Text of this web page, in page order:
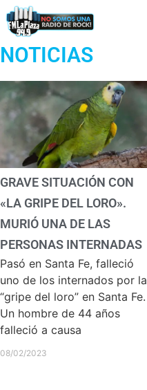
NOTICIAS
GRAVE SITUACIÓN CON
«LA GRIPE DEL LORO».
MURIÓ UNA DE LAS
PERSONAS INTERNADAS
Pasó en Santa Fe, falleció
uno de los internados por la
“gripe del loro” en Santa Fe.
Un hombre de 44 años
falleció a causa
08/02/2023